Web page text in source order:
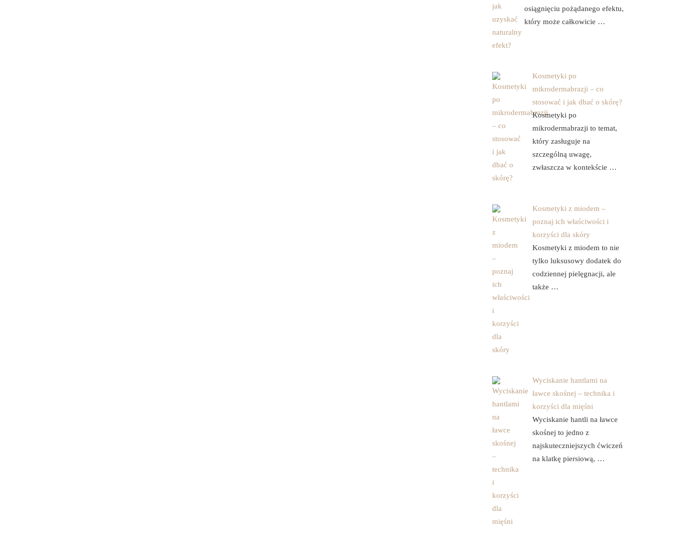
osiągnięciu pożądanego efektu,
który może całkowicie …
Kosmetyki po
mikrodermabrazji – co
stosować i jak dbać o skórę?
Kosmetyki po
mikrodermabrazji to temat,
który zasługuje na
szczególną uwagę,
zwłaszcza w kontekście …
Kosmetyki z miodem –
poznaj ich właściwości i
korzyści dla skóry
Kosmetyki z miodem to nie
tylko luksusowy dodatek do
codziennej pielęgnacji, ale
także …
Wyciskanie hantlami na
ławce skośnej – technika i
korzyści dla mięśni
Wyciskanie hantli na ławce
skośnej to jedno z
najskuteczniejszych ćwiczeń
na klatkę piersiową, …